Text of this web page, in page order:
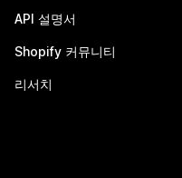
API 설명서
Shopify 커뮤니티
리서치